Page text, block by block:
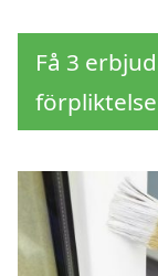
Få 3